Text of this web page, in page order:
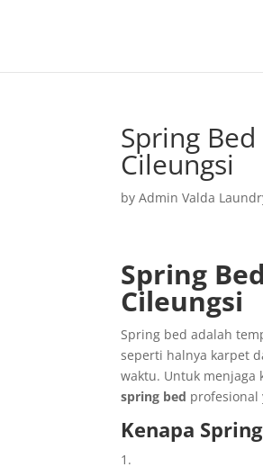
Spring
Cileungsi
byAdmin Valda
Spring
Cileungsi
Spring bed adalah
seperti halnya karpet
waktu. Untuk
spring bed profesional
Kenapa